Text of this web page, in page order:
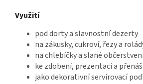
Využití
pod dorty a slavnostní dezerty
na zákusky, cukroví, řezy a
na chlebíčky a slané
ke zdobení, prezentaci a
jako dekorativní servírovací